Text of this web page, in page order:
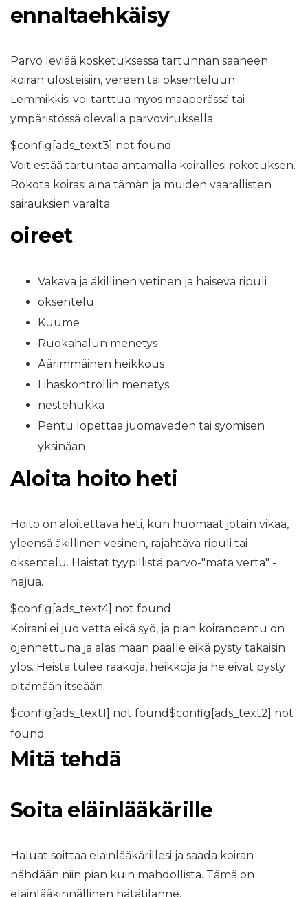
ennaltaehkäisy
Parvo leviää kosketuksessa tartunnan saaneen
koiran ulosteisiin, vereen tai oksenteluun.
Lemmikkisi voi tarttua myös maaperässä tai
ympäristössä olevalla parvoviruksella.
$config[ads_text3] not found
Voit estää tartuntaa antamalla koirallesi rokotuksen.
Rokota koirasi aina tämän ja muiden vaarallisten
sairauksien varalta.
oireet
Vakava ja äkillinen vetinen ja haiseva ripuli
oksentelu
Kuume
Ruokahalun menetys
Äärimmäinen heikkous
Lihaskontrollin menetys
nestehukka
Pentu lopettaa juomaveden tai syömisen
yksinään
Aloita hoito heti
Hoito on aloitettava heti, kun huomaat jotain vikaa,
yleensä äkillinen vesinen, räjähtävä ripuli tai
oksentelu. Haistat tyypillistä parvo-"mätä verta" -
hajua.
$config[ads_text4] not found
Koirani ei juo vettä eikä syö, ja pian koiranpentu on
ojennettuna ja alas maan päälle eikä pysty takaisin
ylös. Heistä tulee raakoja, heikkoja ja he eivät pysty
pitämään itseään.
$config[ads_text1] not found$config[ads_text2] not
found
Mitä tehdä
Soita eläinlääkärille
Haluat soittaa eläinlääkärillesi ja saada koiran
nähdään niin pian kuin mahdollista. Tämä on
eläinlääkinnällinen hätätilanne.